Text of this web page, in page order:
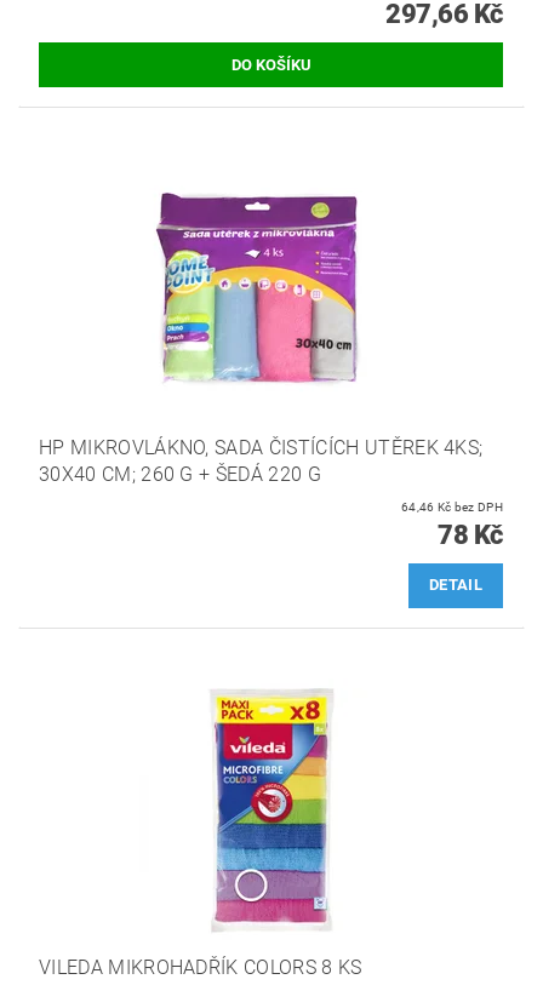
297,66 Kč
HP MIKROVLÁKNO, SADA ČISTÍCÍCH UTĚREK 4KS;
30X40 CM; 260 G + ŠEDÁ 220 G
64,46 Kč bez DPH
78 Kč
DETAIL
VILEDA MIKROHADŘÍK COLORS 8 KS